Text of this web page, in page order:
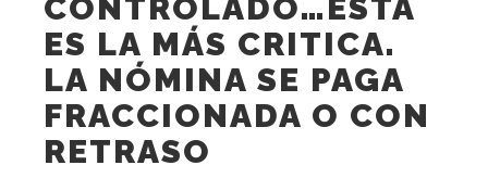
CONTROLADO…ESTA
ES LA MÁS CRITICA.
LA NÓMINA SE PAGA
FRACCIONADA O CON
RETRASO